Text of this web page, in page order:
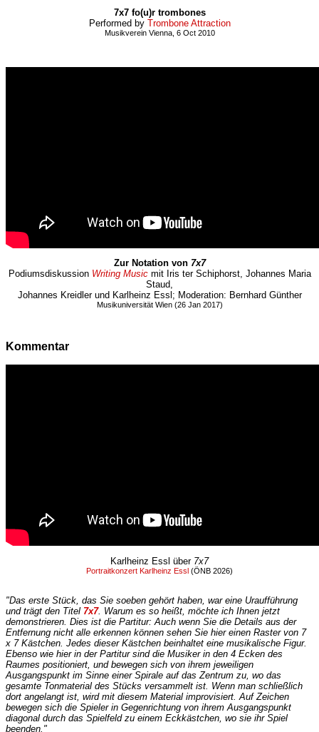
7x7 fo(u)r trombones
Performed by Trombone Attraction
Musikverein Vienna, 6 Oct 2010
Zur Notation von 7x7
Podiumsdiskussion Writing Musicmit Iris ter Schiphorst, Johannes Maria
Staud,
Johannes Kreidler und Karlheinz Essl; Moderation: Bernhard Günther
Musikuniversität Wien (26 Jan 2017)
Kommentar
Karlheinz Essl über 7x7
Portraitkonzert Karlheinz Essl (ÖNB 2026)
"Das erste Stück, das Sie soeben gehört haben, war eine Uraufführung
und trägt den Titel 7x7. Warum es so heißt, möchte ich Ihnen jetzt
demonstrieren. Dies ist die Partitur: Auch wenn Sie die Details aus der
Entfernung nicht alle erkennen können sehen Sie hier einen Raster von 7
x 7 Kästchen. Jedes dieser Kästchen beinhaltet eine musikalische Figur.
Ebenso wie hier in der Partitur sind die Musiker in den 4 Ecken des
Raumes positioniert, und bewegen sich von ihrem jeweiligen
Ausgangspunkt im Sinne einer Spirale auf das Zentrum zu, wo das
gesamte Tonmaterial des Stücks versammelt ist. Wenn man schließlich
dort angelangt ist, wird mit diesem Material improvisiert. Auf Zeichen
bewegen sich die Spieler in Gegenrichtung von ihrem Ausgangspunkt
diagonal durch das Spielfeld zu einem Eckkästchen, wo sie ihr Spiel
beenden."